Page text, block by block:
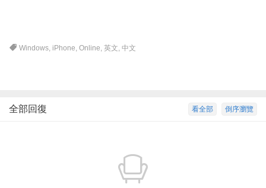
Windows, iPhone,Online,英文,中文
倒序瀏覽
看全部
全部回復